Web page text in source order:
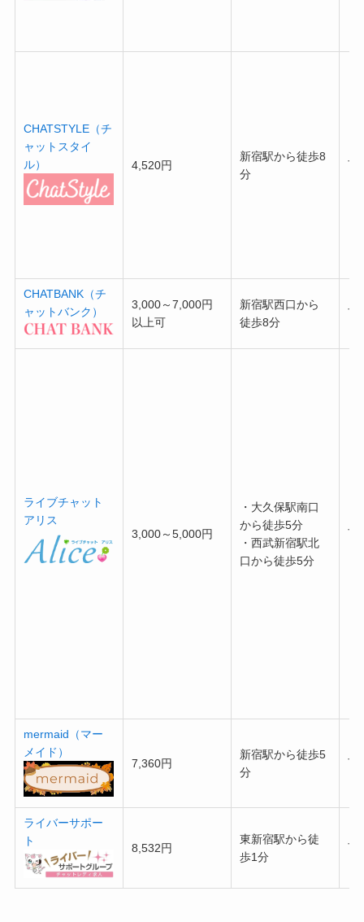
CHATSTYLE（チ
ャットスタイ
ル）
4,520円
新宿駅から徒歩8
分
可
CHATBANK（チ
ャットバンク）
3,000～7,000円
以上可
新宿駅西口から
徒歩8分
可
ライブチャット
アリス
3,000～5,000円
・大久保駅南口
から徒歩5分
・西武新宿駅北
口から徒歩5分
可
mermaid（マー
メイド）
7,360円
新宿駅から徒歩5
分
可
ライバーサポー
ト
8,532円
東新宿駅から徒
歩1分
可